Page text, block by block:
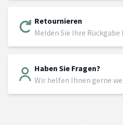
Retournieren
Melden Sie Ihre Rückgabe
Haben Sie Fragen?
Wir helfen Ihnen gerne